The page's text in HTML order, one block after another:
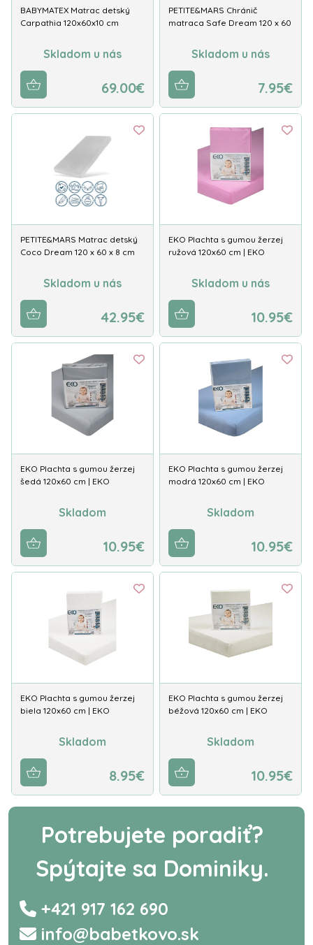
BABYMATEX Matrac detský
Carpathia 120x60x10 cm
Skladom u nás
69.00€
PETITE&MARS Chránič
matraca Safe Dream 120 x 60
Skladom u nás
7.95€
PETITE&MARS Matrac detský
Coco Dream 120 x 60 x 8 cm
Skladom u nás
42.95€
EKO Plachta s gumou žerzej
ružová 120x60 cm | EKO
Skladom u nás
10.95€
EKO Plachta s gumou žerzej
šedá 120x60 cm | EKO
Skladom
10.95€
EKO Plachta s gumou žerzej
modrá 120x60 cm | EKO
Skladom
10.95€
EKO Plachta s gumou žerzej
biela 120x60 cm | EKO
Skladom
8.95€
EKO Plachta s gumou žerzej
béžová 120x60 cm | EKO
Skladom
10.95€
Potrebujete poradiť?
Spýtajte sa Dominiky.
+421 917 162 690
info@babetkovo.sk